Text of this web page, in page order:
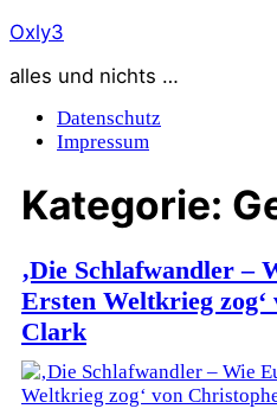
Zum
springen
Oxly3
alles und nichts …
Datenschutz
Impressum
Kategorie:
‚Die Schlafwandler –
Ersten Weltkrieg
Clark